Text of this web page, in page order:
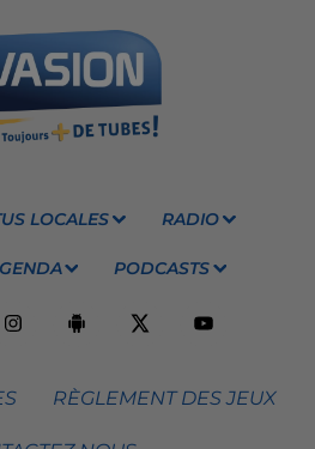
LOCALES RADIO
PODCASTS
RÈGLEMENT DES JEUX